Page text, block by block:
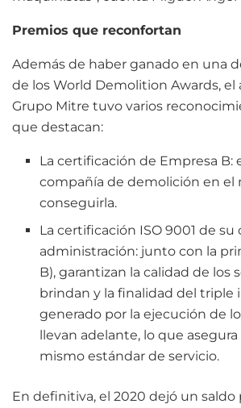
Premios que reconfortan
Además de haber ganado en una
de los World Demolition Awards, el
Grupo Mitre tuvo varios
que destacan:
La certificación de Empresa B:
compañía de demolición en el
conseguirla.
La certificación ISO 9001 de su
administración: junto con la
B), garantizan la calidad de los
brindan y la finalidad del triple
generado por la ejecución de
llevan adelante, lo que
mismo estándar de servicio.
En definitiva, el 2020 dejó un saldo